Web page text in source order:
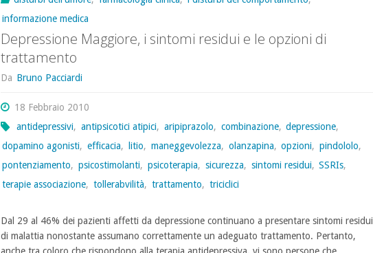
informazione medica
Depressione Maggiore, i sintomi residui e le opzioni di
trattamento
Da Bruno Pacciardi
18 Febbraio 2010
antidepressivi, antipsicotici atipici, aripiprazolo, combinazione, depressione,
dopamino agonisti, efficacia, litio, maneggevolezza, olanzapina, opzioni, pindololo,
pontenziamento, psicostimolanti, psicoterapia, sicurezza, sintomi residui, SSRIs,
terapie associazione, tollerabvilità, trattamento, triciclici
Dal 29 al 46% dei pazienti affetti da depressione continuano a presentare sintomi residui
di malattia nonostante assumano correttamente un adeguato trattamento. Pertanto,